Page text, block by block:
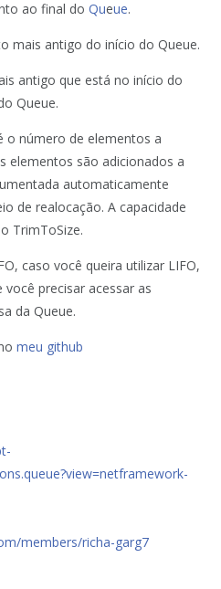
ao final do Queue.
mais antigo do início do Queue.
antigo que está no início do
Queue.
o número de elementos a
elementos são adicionados a
automaticamente
de realocação. A capacidade
TrimToSize.
caso você queira utilizar LIFO,
você precisar acessar as
da Queue.
meu github
members/richa-garg7